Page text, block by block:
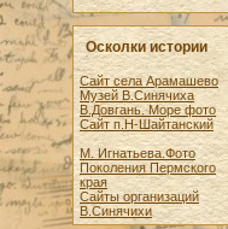
Осколки истории
Сайт села Арамашево
Музей В.Синячиха
В.Довгань. Море фото
Сайт п.Н-Шайтанский
М. Игнатьева.Фото
Поколения Пермского
края
Сайты организаций
В.Синячихи